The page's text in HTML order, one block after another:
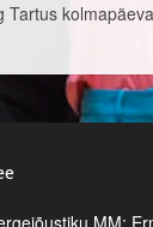
Tartus
MM: